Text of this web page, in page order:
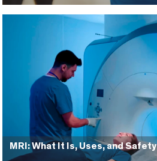
MRI: What It Is, Uses, and Safety